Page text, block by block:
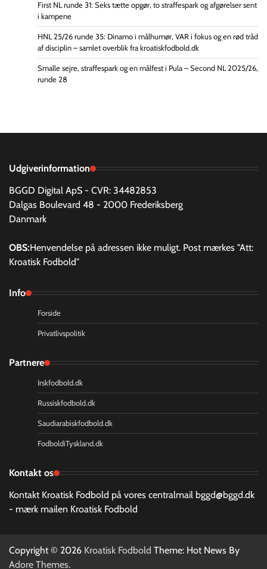
First NL runde 31: Seks tætte opgør, to straffespark og afgørelser sent
i kampene
HNL 25/26 runde 35: Dinamo i målhumør, VAR i fokus og en rød tråd
af disciplin – samlet overblik fra kroatiskfodbold.dk
Smalle sejre, straffespark og en målfest i Pula – Second NL 2025/26,
runde 28
Udgiverinformation
BGGD Digital ApS - CVR: 34482853
Dalgas Boulevard 48 - 2000 Frederiksberg
Danmark
OBS:Henvendelse på adressen ikke muligt. Post mærkes "Att:
Kroatisk Fodbold"
Info
Forside
Privatlivspolitik
Partnere
Irskfodbold.dk
Russiskfodbold.dk
Saudiarabiskfodbold.dk
FodboldiTyskland.dk
Kontakt os
Kontakt Kroatisk Fodbold på vores centralmail bggd@bggd.dk
- mærk mailen Kroatisk Fodbold
Copyright © 2026 Kroatisk Fodbold Theme: Hot News By
Adore Themes.